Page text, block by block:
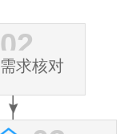
02
需求核对